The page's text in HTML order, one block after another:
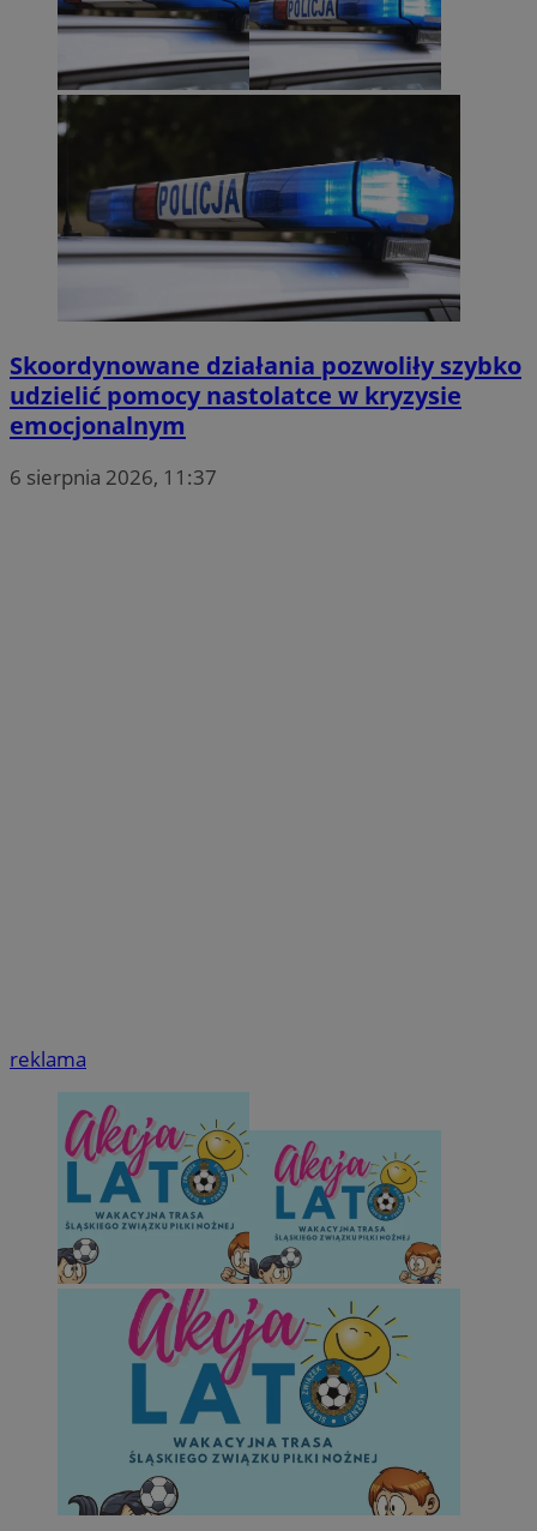
Skoordynowane działania pozwoliły szybko
udzielić pomocy nastolatce w kryzysie
emocjonalnym
6 sierpnia 2026, 11:37
reklama